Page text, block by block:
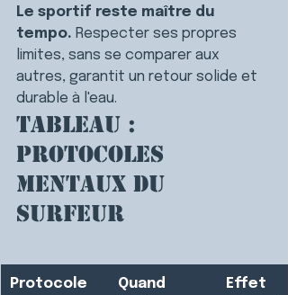
Le sportif reste maître du
tempo. Respecter ses propres
limites, sans se comparer aux
autres, garantit un retour solide et
durable à l'eau.
Tableau :
protocoles
mentaux du
surfeur
Protocole
Quand
Effet